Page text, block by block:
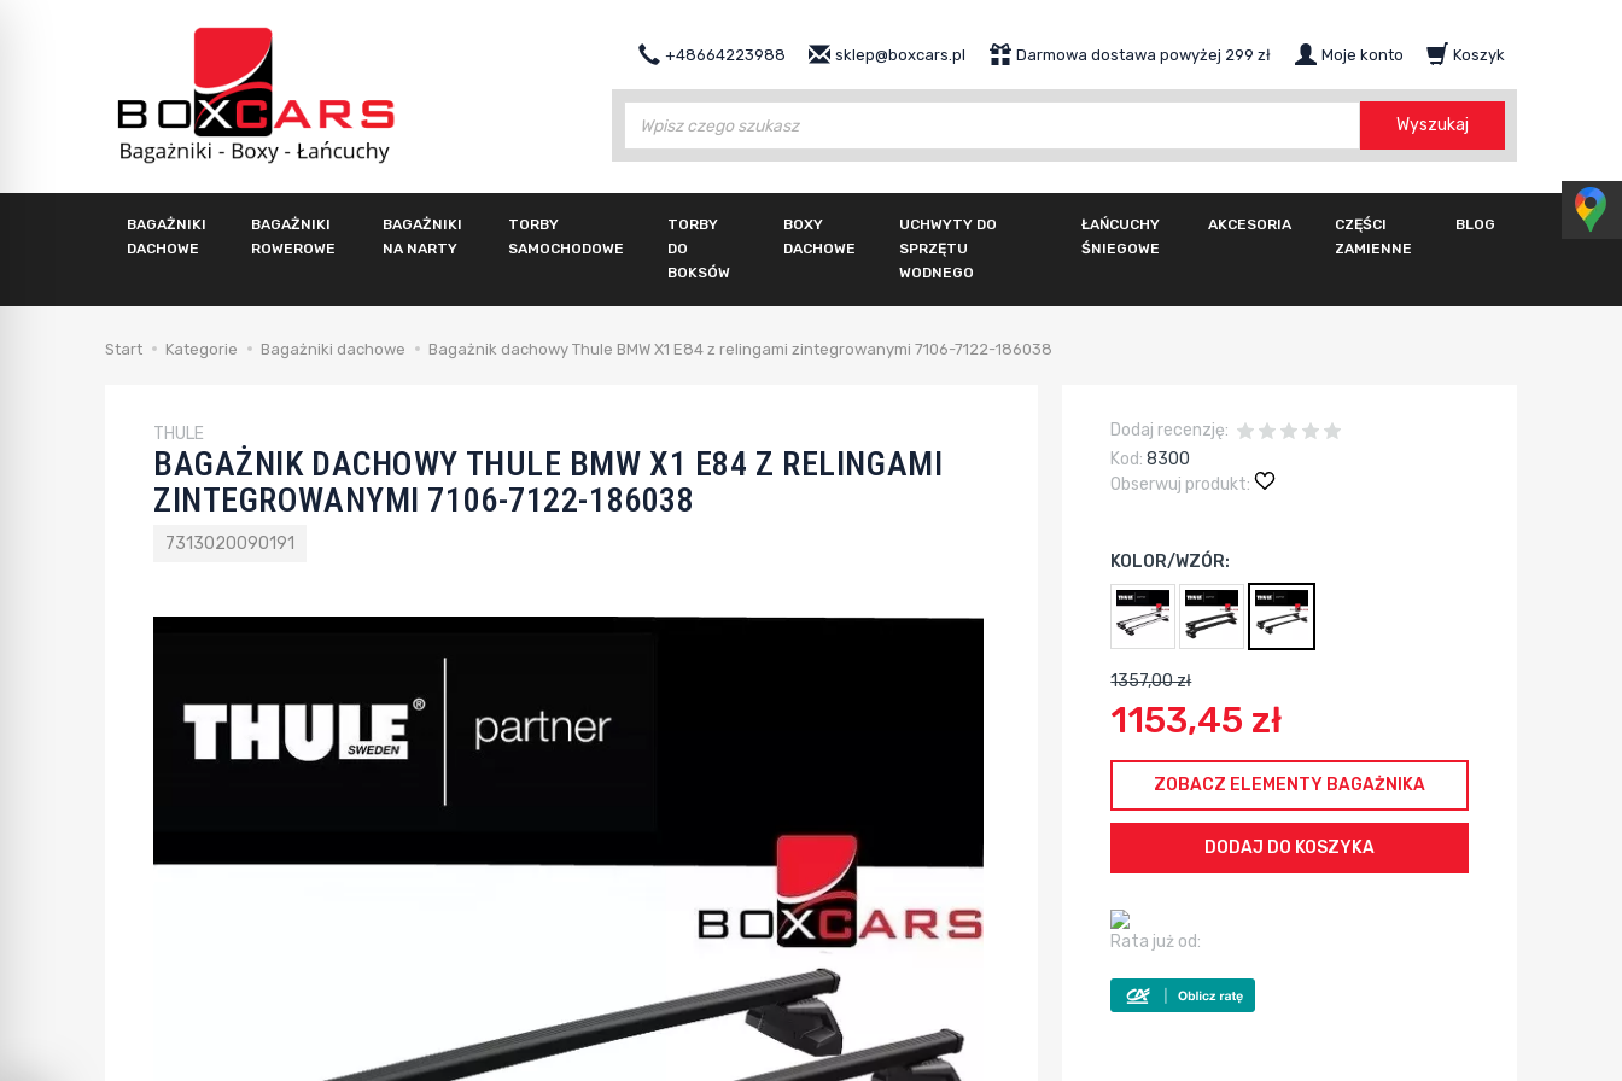
+48664223988 Darmowa dostawa powyżej 299 zł
sklep@boxcars.pl Moje konto Koszyk
Wyszukaj
BAGAŻNIKI
DACHOWE
BAGAŻNIKI
ROWEROWE
BAGAŻNIKI
NA NARTY
TORBY
SAMOCHODOWE
TORBY
DO
BOKSÓW
BOXY
DACHOWE
UCHWYTY DO
SPRZĘTU
WODNEGO
ŁAŃCUCHY
ŚNIEGOWE
AKCESORIA
CZĘŚCI
ZAMIENNE
BLOG
Start Kategorie Bagażniki dachowe Bagażnik dachowy Thule BMW X1 E84 z relingami zintegrowanymi 7106-7122-186038
THULE
BAGAŻNIK DACHOWY THULE BMW X1 E84 Z RELINGAMI
ZINTEGROWANYMI 7106-7122-186038
7313020090191
Dodaj recenzję:
Kod: 8300
Obserwuj produkt:
KOLOR/WZÓR:
1357,00 zł
1153,45 zł
ZOBACZ ELEMENTY BAGAŻNIKA
Rata już od: